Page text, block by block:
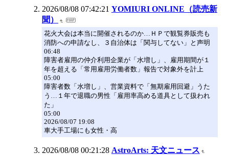
2026/08/08 07:42:21 YOMIURI ONLINE（読売新
聞）
花火大会は本当に開催されるのか…ＨＰで観覧券販売も
消防への申請なし、３自治体は「関与してない」と声明
06:48
障害者雇用の仲介利用企業が「水増し」、雇用期間が１
年を超える「常用雇用労働者数」報告で対象外を計上
05:00
障害者数「水増し」、営業資料で「無期雇用回避」うた
う…１年で退職の男性「雇用率高める道具として扱われ
た」
05:00
2026/08/07 19:08
車大手工場にも女性・高
2026/08/08 00:21:28 AstroArts: 天文ニュース